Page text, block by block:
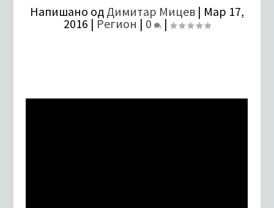
Напишано од Димитар Мицев | Мар 17,
2016 | Регион | 0 |